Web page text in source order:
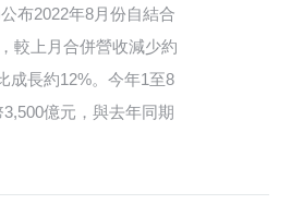
布2022年8月份自結合
較上月合併營收減少約
成長約12%。今年1至8
億元，與去年同期